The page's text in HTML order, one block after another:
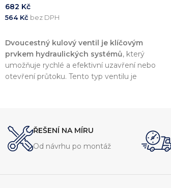
682 Kč
564 Kč bez DPH
Dvoucestný kulový ventil je klíčovým
prvkem hydraulických systémů, který
umožňuje rychlé a efektivní uzavření nebo
otevření průtoku. Tento typ ventilu je
ŘEŠENÍ NA MÍRU
Od návrhu po montáž